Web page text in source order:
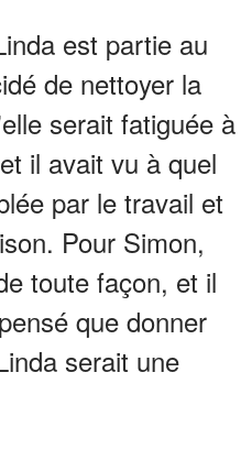
est partie au
de nettoyer la
serait fatiguée à
il avait vu à quel
par le travail et
Pour Simon,
toute façon, et il
que donner
serait une